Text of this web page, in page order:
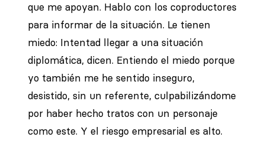
que me apoyan. Hablo con los coproductores
para informar de la situación. Le tienen
miedo: Intentad llegar a una situación
diplomática, dicen. Entiendo el miedo porque
yo también me he sentido inseguro,
desistido, sin un referente, culpabilizándome
por haber hecho tratos con un personaje
como este. Y el riesgo empresarial es alto.